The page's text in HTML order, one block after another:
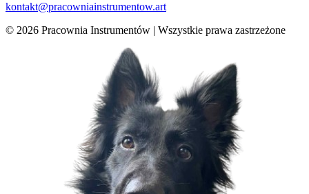
kontakt@pracowniainstrumentow.art
© 2026 Pracownia Instrumentów | Wszystkie prawa zastrzeżone